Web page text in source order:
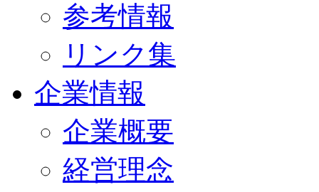
参考情報
リンク集
企業情報
企業概要
経営理念